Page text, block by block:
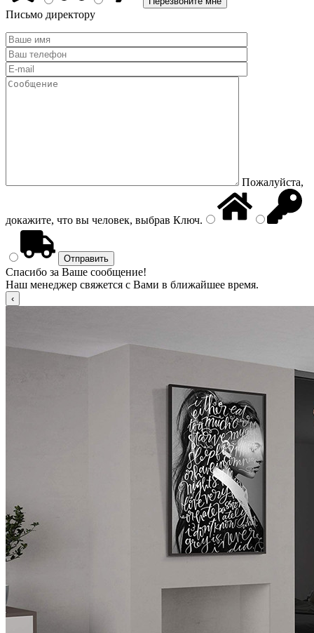
Письмо директору
Пожалуйста,
докажите, что вы человек, выбрав Ключ.
Спасибо за Ваше сообщение!
Наш менеджер свяжется с Вами в ближайшее время.